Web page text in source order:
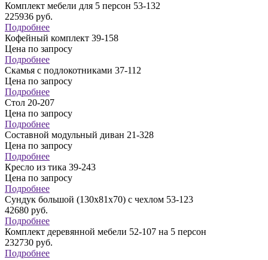
Комплект мебели для 5 персон 53-132
225936 руб.
Подробнее
Кофейный комплект 39-158
Цена по запросу
Подробнее
Скамья с подлокотниками 37-112
Цена по запросу
Подробнее
Стол 20-207
Цена по запросу
Подробнее
Составной модульный диван 21-328
Цена по запросу
Подробнее
Кресло из тика 39-243
Цена по запросу
Подробнее
Сундук большой (130х81х70) с чехлом 53-123
42680 руб.
Подробнее
Комплект деревянной мебели 52-107 на 5 персон
232730 руб.
Подробнее